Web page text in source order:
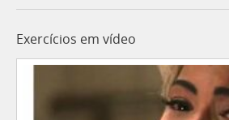
Exercícios em vídeo